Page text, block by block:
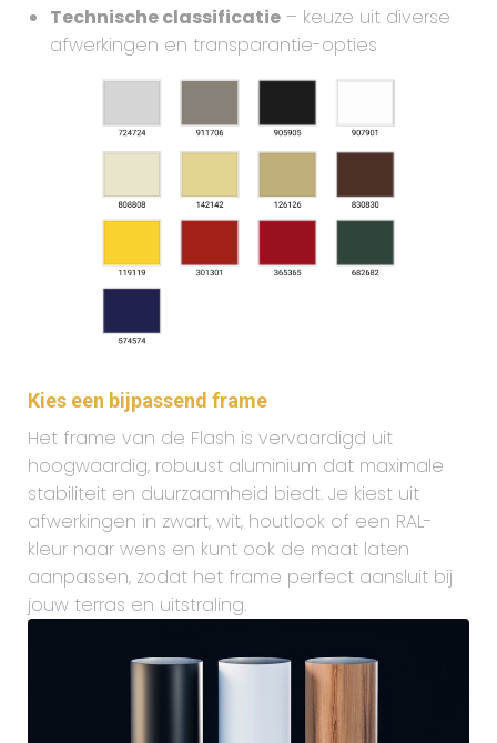
Technische classificatie – keuze uit diverse
afwerkingen en transparantie-opties
Kies een bijpassend frame
Het frame van de Flash is vervaardigd uit
hoogwaardig, robuust aluminium dat maximale
stabiliteit en duurzaamheid biedt. Je kiest uit
afwerkingen in zwart, wit, houtlook of een RAL-
kleur naar wens en kunt ook de maat laten
aanpassen, zodat het frame perfect aansluit bij
jouw terras en uitstraling.